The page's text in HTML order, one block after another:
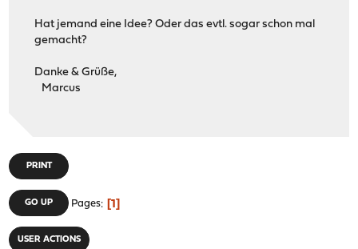
Hat jemand eine Idee? Oder das evtl. sogar schon mal
gemacht?
Danke & Grüße,
Marcus
PRINT
GO UP Pages 1
USER ACTIONS